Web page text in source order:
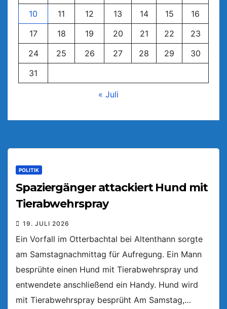
10
11 12 13 14 15
16
17
18 19 20 21 22
23
24
25 26 27 28 29
30
31
« Juli
POLITIK
Spaziergänger attackiert Hund mit
Tierabwehrspray
19. JULI 2026
Ein Vorfall im Otterbachtal bei Altenthann sorgte
am Samstagnachmittag für Aufregung. Ein Mann
besprühte einen Hund mit Tierabwehrspray und
entwendete anschließend ein Handy. Hund wird
mit Tierabwehrspray besprüht Am Samstag,…